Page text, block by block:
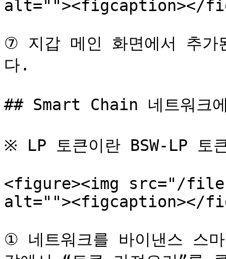
alt=""><figcaption></
⑦ 지갑 메인 화면에서 추가
다.
## Smart Chain 네트워크
※ LP 토큰이란 BSW-LP 토
<figure><img src="/
alt=""><figcaption></
① 네트워크를 바이낸스 스